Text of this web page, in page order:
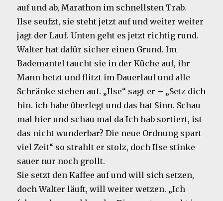
auf und ab, Marathon im schnellsten Trab.
Ilse seufzt, sie steht jetzt auf und weiter weiter
jagt der Lauf. Unten geht es jetzt richtig rund.
Walter hat dafür sicher einen Grund. Im
Bademantel taucht sie in der Küche auf, ihr
Mann hetzt und flitzt im Dauerlauf und alle
Schränke stehen auf. „Ilse“ sagt er – „Setz dich
hin. ich habe überlegt und das hat Sinn. Schau
mal hier und schau mal da Ich hab sortiert, ist
das nicht wunderbar? Die neue Ordnung spart
viel Zeit“ so strahlt er stolz, doch Ilse stinke
sauer nur noch grollt.
Sie setzt den Kaffee auf und will sich setzen,
doch Walter läuft, will weiter wetzen. „Ich